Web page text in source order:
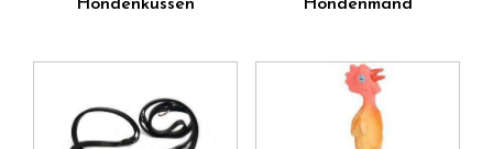
Hondenkussen Hondenmand